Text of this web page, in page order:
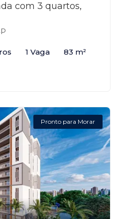
com 3 quartos,
1 Vaga 83 m²
Pronto para Morar